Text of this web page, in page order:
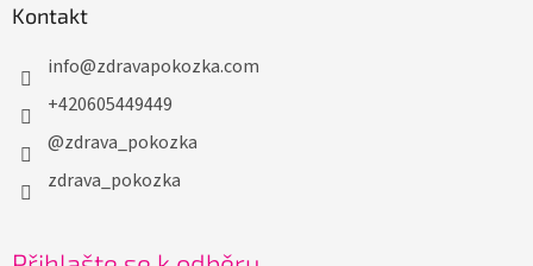
Kontakt
info@zdravapokozka.com
+420605449449
@zdrava_pokozka
zdrava_pokozka